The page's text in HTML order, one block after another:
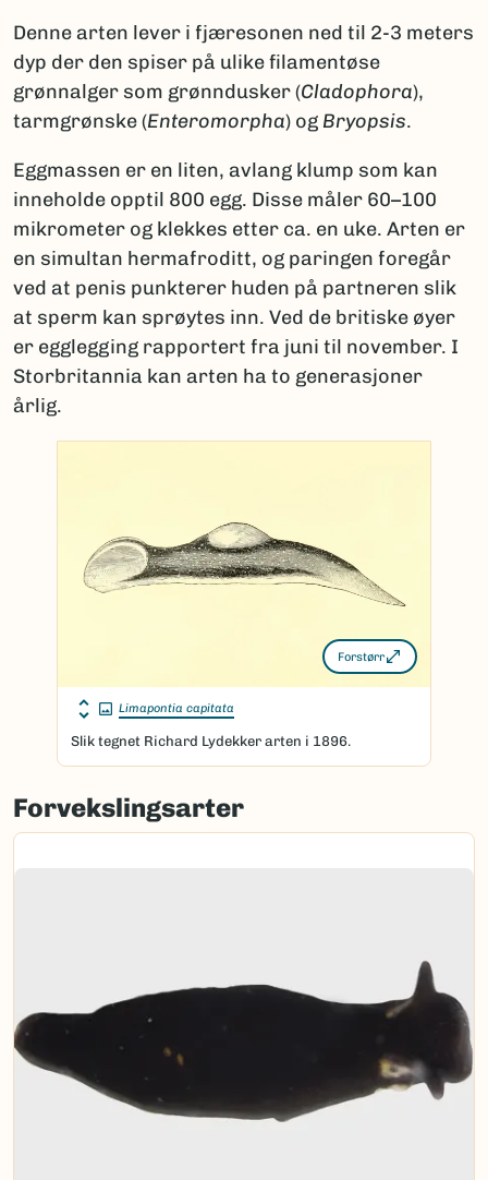
Denne arten lever i fjæresonen ned til 2-3 meters
dyp der den spiser på ulike filamentøse
grønnalger som grønndusker (Cladophora),
tarmgrønske (Enteromorpha) og Bryopsis.
Eggmassen er en liten, avlang klump som kan
inneholde opptil 800 egg. Disse måler 60–100
mikrometer og klekkes etter ca. en uke. Arten er
en simultan hermafroditt, og paringen foregår
ved at penis punkterer huden på partneren slik
at sperm kan sprøytes inn. Ved de britiske øyer
er egglegging rapportert fra juni til november. I
Storbritannia kan arten ha to generasjoner
årlig.
Forstørr
Limapontia capitata
Slik tegnet Richard Lydekker arten i 1896.
Forvekslingsarter